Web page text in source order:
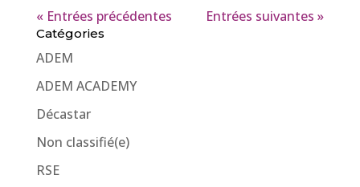
« Entrées précédentes Entrées suivantes »
Catégories
ADEM
ADEM ACADEMY
Décastar
Non classifié(e)
RSE